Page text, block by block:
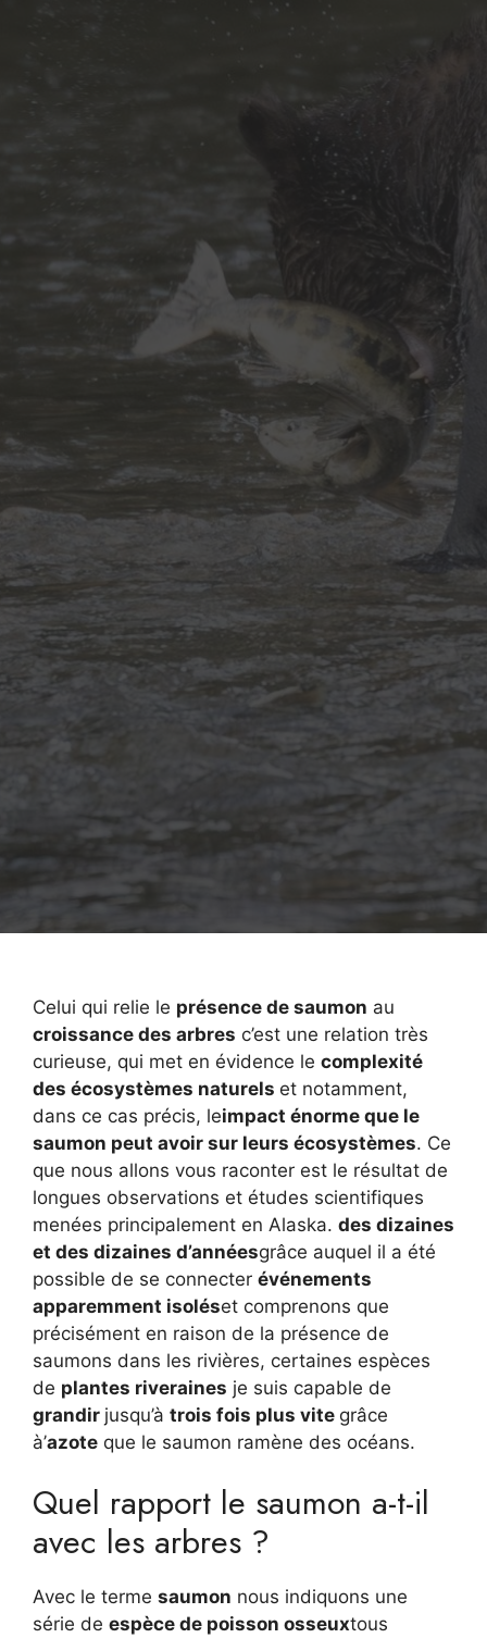
Celui qui relie le présence de saumon au
croissance des arbres c’est une relation très
curieuse, qui met en évidence le complexité
des écosystèmes naturels et notamment,
dans ce cas précis, leimpact énorme que le
saumon peut avoir sur leurs écosystèmes. Ce
que nous allons vous raconter est le résultat de
longues observations et études scientifiques
menées principalement en Alaska. des dizaines
et des dizaines d’annéesgrâce auquel il a été
possible de se connecter événements
apparemment isoléset comprenons que
précisément en raison de la présence de
saumons dans les rivières, certaines espèces
de plantes riveraines je suis capable de
grandir jusqu’à trois fois plus vite grâce
à’azote que le saumon ramène des océans.
Quel rapport le saumon a-t-il
avec les arbres ?
Avec le terme saumon nous indiquons une
série de espèce de poisson osseuxtous